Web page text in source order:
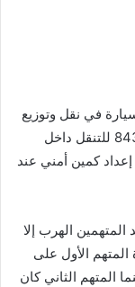
في نقل وتوزيع
المخدرات وتحديدًا سيارة تحمل رقم ج.ن.ق 8432 للتنقل داخل
كمين أمني عند
الهرب إلا
الأول على
محمول ومبلغ 400 جنيه بينما المتهم الثاني كان